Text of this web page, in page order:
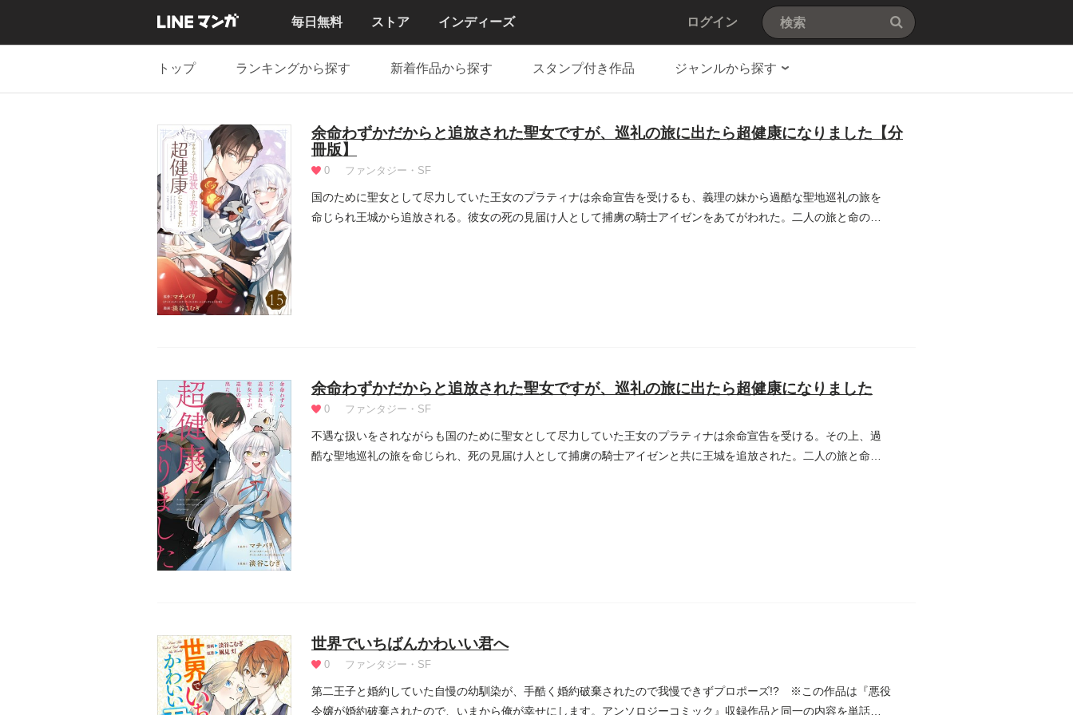
毎日無料 ストア インディーズ ログイン
トップ ランキングから探す 新着作品から探す スタンプ付き作品 ジャンルから探す
余命わずかだからと追放された聖女ですが、巡礼の旅に出たら超健康になりました【分
冊版】
0 ファンタジー・SF
国のために聖女として尽力していた王女のプラティナは余命宣告を受けるも、義理の妹から過酷な聖地巡礼の旅を
命じられ王城から追放される。彼女の死の見届け人として捕虜の騎士アイゼンをあてがわれた。二人の旅と命の行
余命わずかだからと追放された聖女ですが、巡礼の旅に出たら超健康になりました
0 ファンタジー・SF
不遇な扱いをされながらも国のために聖女として尽力していた王女のプラティナは余命宣告を受ける。その上、過
酷な聖地巡礼の旅を命じられ、死の見届け人として捕虜の騎士アイゼンと共に王城を追放された。二人の旅と命の
世界でいちばんかわいい君へ
0 ファンタジー・SF
第二王子と婚約していた自慢の幼馴染が、手酷く婚約破棄されたので我慢できずプロポーズ!? ※この作品は『悪役
令嬢が婚約破棄されたので、いまから俺が幸せにします。アンソロジーコミック』収録作品と同一の内容を単話版